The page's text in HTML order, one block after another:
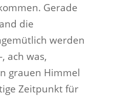
Gerade
die
werden
ach was,
grauen Himmel
Zeitpunkt für